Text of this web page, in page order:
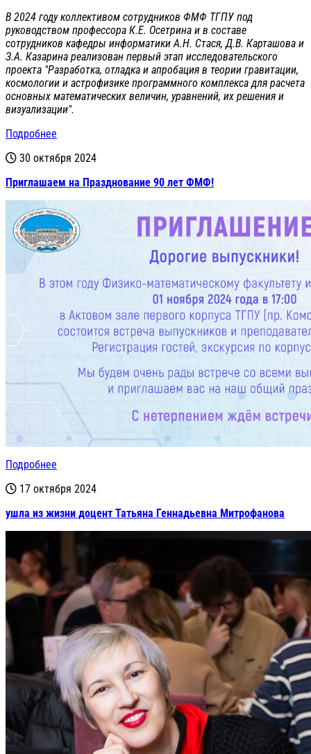
В 2024 году коллективом сотрудников ФМФ ТГПУ под
руководством профессора К.Е. Осетрина и в составе
сотрудников кафедры информатики А.Н. Стася, Д.В. Карташова и
З.А. Казарина реализован первый этап исследовательского
проекта "Разработка, отладка и апробация в теории гравитации,
космологии и астрофизике программного комплекса для расчета
основных математических величин, уравнений, их решения и
визуализации".
Подробнее
30 октября 2024
Приглашаем на Празднование 90 лет ФМФ!
Подробнее
17 октября 2024
ушла из жизни доцент Татьяна Геннадьевна Митрофанова